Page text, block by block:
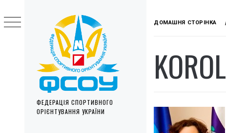
ФЕДЕРАЦІЯ СПОРТИВНОГО
ОРІЄНТУВАННЯ УКРАЇНИ
to
content
ДОМАШНЯ СТОРІНКА
KOROL